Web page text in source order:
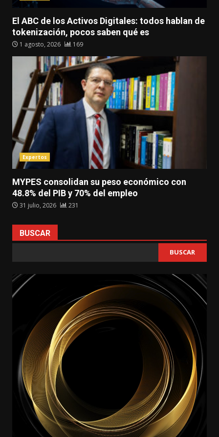
El ABC de los Activos Digitales: todos hablan de
tokenización, pocos saben qué es
1 agosto, 2026 169
Expertos
MYPES consolidan su peso económico con
48.8% del PIB y 70% del empleo
31 julio, 2026 231
BUSCAR
BUSCAR